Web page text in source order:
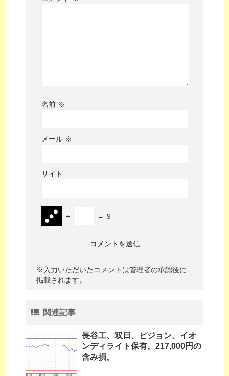
名前 ※
メール ※
サイト
+ = 9
※入力いただいたコメントは管理者の承認後に
掲載されます。
関連記事
長谷工、双日、ピジョン、イオ
ンディライト保有。217,000円の
含み損。